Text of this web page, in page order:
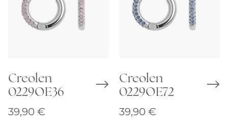
Creolen
0229OE36
39,90 €
Creolen
0229OE72
39,90 €